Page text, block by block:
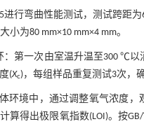
行弯曲性能测试，测试跨距
为80 mm×10 mm×4 mm。
：第一次由室温升温至300 ℃以
(Xc)，每组样品重复测试3次，
环境中，通过调整氧气浓度
算得出极限氧指数(LOI)。按